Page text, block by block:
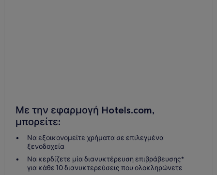
Με την εφαρμογή Hotels.com,
μπορείτε:
Να εξοικονομείτε χρήματα σε επιλεγμένα
ξενοδοχεία
Να κερδίζετε μία διανυκτέρευση επιβράβευσης*
για κάθε 10 διανυκτερεύσεις που ολοκληρώνετε